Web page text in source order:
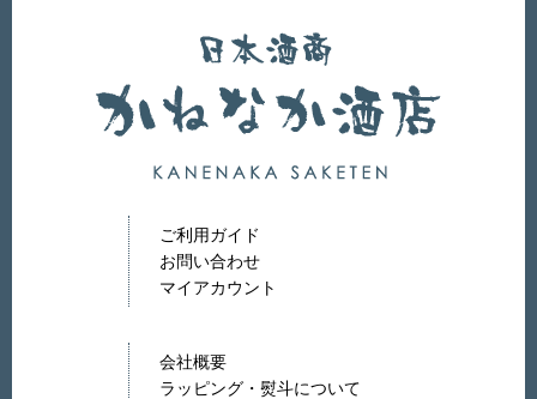
ご利用ガイド
お問い合わせ
マイアカウント
会社概要
ラッピング・熨斗について